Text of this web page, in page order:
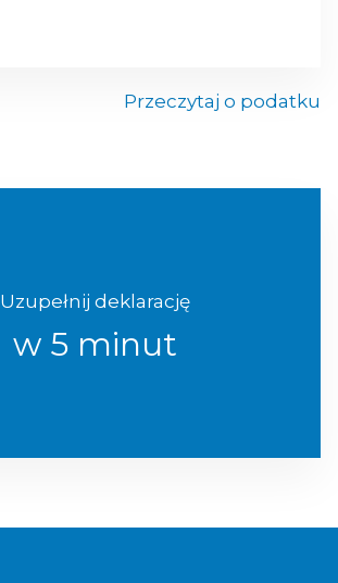
Przeczytaj o podatku
Uzupełnij deklarację
w 5 minut